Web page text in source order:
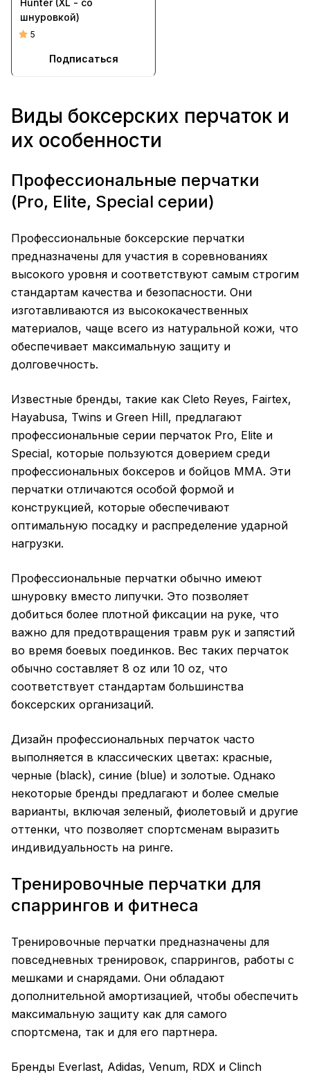
Hunter (XL - со
шнуровкой)
5
Подписаться
Виды боксерских перчаток и
их особенности
Профессиональные перчатки
(Pro, Elite, Special серии)
Профессиональные боксерские перчатки
предназначены для участия в соревнованиях
высокого уровня и соответствуют самым строгим
стандартам качества и безопасности. Они
изготавливаются из высококачественных
материалов, чаще всего из натуральной кожи, что
обеспечивает максимальную защиту и
долговечность.
Известные бренды, такие как Cleto Reyes, Fairtex,
Hayabusa, Twins и Green Hill, предлагают
профессиональные серии перчаток Pro, Elite и
Special, которые пользуются доверием среди
профессиональных боксеров и бойцов MMA. Эти
перчатки отличаются особой формой и
конструкцией, которые обеспечивают
оптимальную посадку и распределение ударной
нагрузки.
Профессиональные перчатки обычно имеют
шнуровку вместо липучки. Это позволяет
добиться более плотной фиксации на руке, что
важно для предотвращения травм рук и запястий
во время боевых поединков. Вес таких перчаток
обычно составляет 8 oz или 10 oz, что
соответствует стандартам большинства
боксерских организаций.
Дизайн профессиональных перчаток часто
выполняется в классических цветах: красные,
черные (black), синие (blue) и золотые. Однако
некоторые бренды предлагают и более смелые
варианты, включая зеленый, фиолетовый и другие
оттенки, что позволяет спортсменам выразить
индивидуальность на ринге.
Тренировочные перчатки для
спаррингов и фитнеса
Тренировочные перчатки предназначены для
повседневных тренировок, спаррингов, работы с
мешками и снарядами. Они обладают
дополнительной амортизацией, чтобы обеспечить
максимальную защиту как для самого
спортсмена, так и для его партнера.
Бренды Everlast, Adidas, Venum, RDX и Clinch